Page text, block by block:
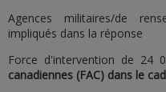
Agences militaires/de
impliqués dans la réponse
Force d'intervention de 24
canadiennes (FAC) dans le